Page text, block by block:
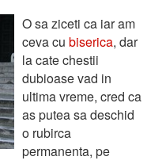
O sa ziceti ca iar am
ceva cu biserica, dar
la cate chestii
dubioase vad in
ultima vreme, cred ca
as putea sa deschid
o rubirca
permanenta, pe